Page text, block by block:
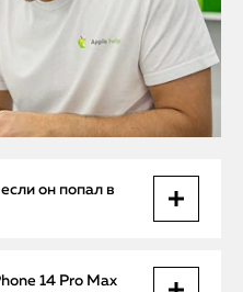
он попал в
14 Pro Max